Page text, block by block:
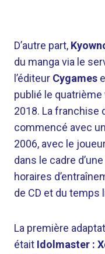
D’autre part,
du manga via le
l’éditeur Cygames
publié le
2018. La franchise
commencé avec
2006, avec le
dans le cadre
horaires
de CD et du temps
La première
était Idolmaster :